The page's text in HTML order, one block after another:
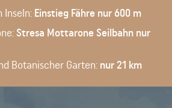
Inseln: Einstieg Fähre nur 600 m
Stresa Mottarone Seilbahn nur
Botanischer Garten: nur 21 km